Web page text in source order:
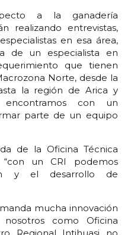
a la ganadería
realizando entrevistas,
en esa área,
de un especialista en
que tienen
Norte, desde la
la región de Arica y
con un
parte de un equipo
de la Oficina Técnica
un CRI podemos
y el desarrollo de
mucha innovación
como Oficina